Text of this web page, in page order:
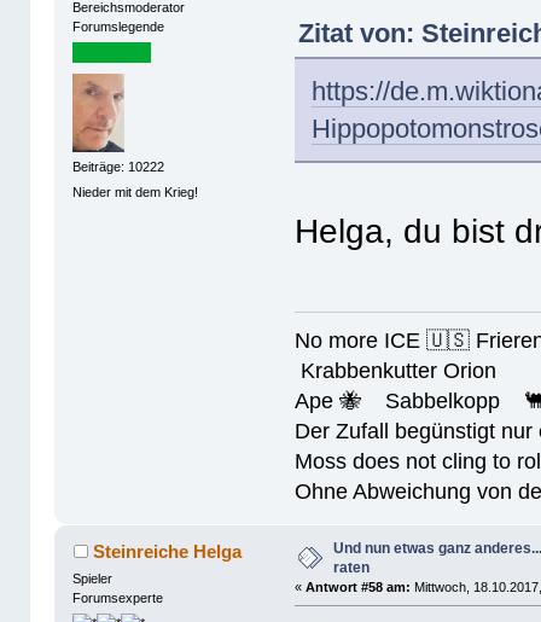
Bereichsmoderator
Forumslegende
Beiträge: 10222
Nieder mit dem Krieg!
Zitat von:
https://
Helga, du bist
No more ICE 🇺🇸
Krabbenkutter Orion
Ape 🐝 Sabbelkopp
Der Zufall begünstigt
Moss does not cling to
Ohne Abweichung von
Steinreiche Helga
Spieler
Forumsexperte
Und nun etwas ganz
raten
«Antwort #58 am: Mittwoch,